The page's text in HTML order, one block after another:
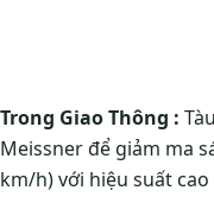
Trong Giao Thông :
Meissner để giảm ma
km/h) với hiệu suất